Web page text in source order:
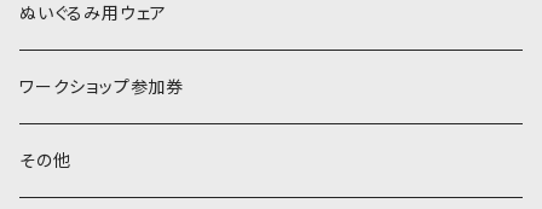
COSMO 25番刺しゅう糸
ぬいぐるみ用ウェア
ワークショップ参加券
その他